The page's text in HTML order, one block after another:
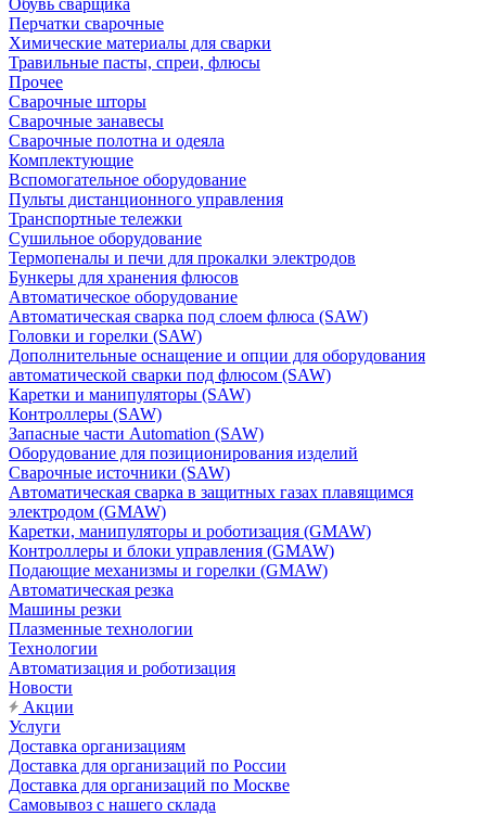
Обувь сварщика
Перчатки сварочные
Химические материалы для сварки
Травильные пасты, спреи, флюсы
Прочее
Сварочные шторы
Сварочные занавесы
Сварочные полотна и одеяла
Комплектующие
Вспомогательное оборудование
Пульты дистанционного управления
Транспортные тележки
Сушильное оборудование
Термопеналы и печи для прокалки электродов
Бункеры для хранения флюсов
Автоматическое оборудование
Автоматическая сварка под слоем флюса (SAW)
Головки и горелки (SAW)
Дополнительные оснащение и опции для оборудования
автоматической сварки под флюсом (SAW)
Каретки и манипуляторы (SAW)
Контроллеры (SAW)
Запасные части Automation (SAW)
Оборудование для позиционирования изделий
Сварочные источники (SAW)
Автоматическая сварка в защитных газах плавящимся
электродом (GMAW)
Каретки, манипуляторы и роботизация (GMAW)
Контроллеры и блоки управления (GMAW)
Подающие механизмы и горелки (GMAW)
Автоматическая резка
Машины резки
Плазменные технологии
Технологии
Автоматизация и роботизация
Новости
Акции
Услуги
Доставка организациям
Доставка для организаций по России
Доставка для организаций по Москве
Самовывоз с нашего склада